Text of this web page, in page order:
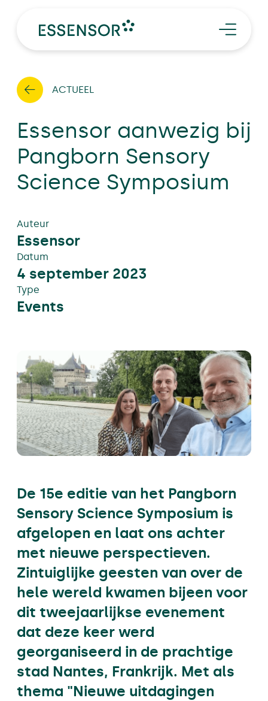
SERVICES
CASES
OVER ESSENSOR
Word proever
ACTUEEL
Essensor aanwezig bij
Pangborn Sensory
Science Symposium
Auteur
Essensor
Datum
4 september 2023
Type
Events
De 15e editie van het Pangborn
Sensory Science Symposium is
afgelopen en laat ons achter
met nieuwe perspectieven.
Zintuiglijke geesten van over de
hele wereld kwamen bijeen voor
dit tweejaarlijkse evenement
dat deze keer werd
georganiseerd in de prachtige
stad Nantes, Frankrijk. Met als
thema "Nieuwe uitdagingen